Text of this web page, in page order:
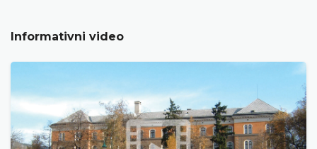
Informativni video